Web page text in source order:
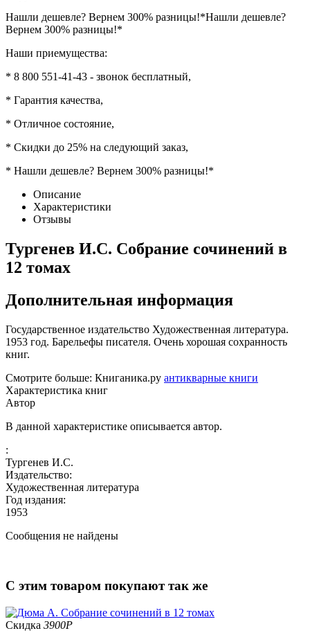
Нашли дешевле? Вернем 300% разницы!*Нашли дешевле?
Вернем 300% разницы!*
Наши приемущества:
* 8 800 551-41-43 - звонок бесплатный,
* Гарантия качества,
* Отличное состояние,
* Скидки до 25% на следующий заказ,
* Нашли дешевле? Вернем 300% разницы!*
Описание
Характеристики
Отзывы
Тургенев И.С. Собрание сочинений в
12 томах
Дополнительная информация
Государственное издательство Художественная литература.
1953 год. Барельефы писателя. Очень хорошая сохранность
книг.
Смотрите больше: Книганика.ру антикварные книги
Характеристика книг
Автор
В данной характеристике описывается автор.
:
Тургенев И.С.
Издательство:
Художественная литература
Год издания:
1953
Сообщения не найдены
С этим товаром покупают так же
Скидка 3900Р